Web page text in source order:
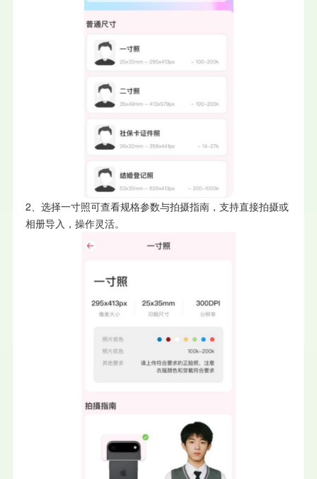
2、选择一寸照可查看规格参数与拍摄指南，支持直接拍摄或
相册导入，操作灵活。